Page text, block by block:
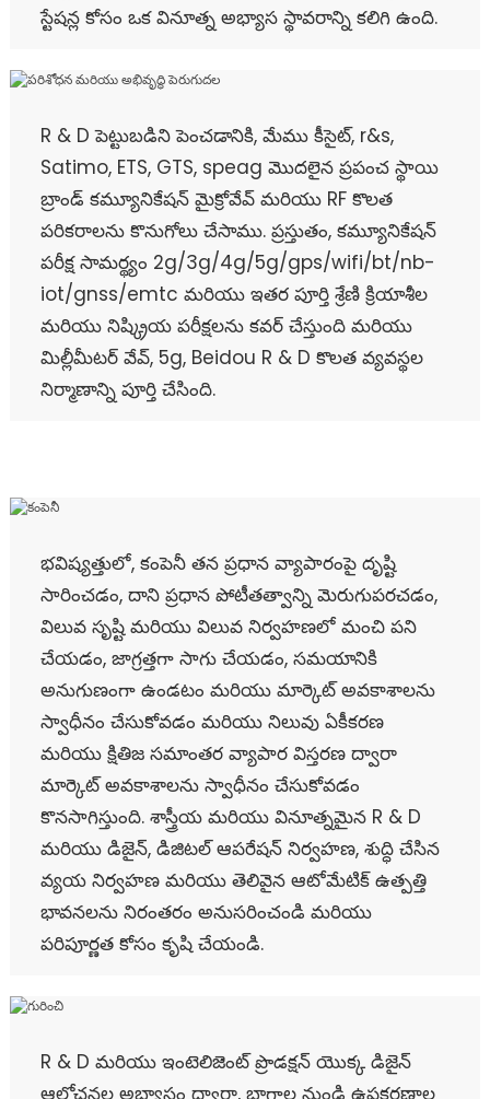
స్టేషన్ల కోసం ఒక వినూత్న అభ్యాస స్థావరాన్ని కలిగి ఉంది.
R & D పెట్టుబడిని పెంచడానికి, మేము కీసైట్, r&s,
Satimo, ETS, GTS, speag మొదలైన ప్రపంచ స్థాయి
బ్రాండ్ కమ్యూనికేషన్ మైక్రోవేవ్ మరియు RF కొలత
పరికరాలను కొనుగోలు చేసాము. ప్రస్తుతం, కమ్యూనికేషన్
పరీక్ష సామర్థ్యం 2g/3g/4g/5g/gps/wifi/bt/nb-
iot/gnss/emtc మరియు ఇతర పూర్తి శ్రేణి క్రియాశీల
మరియు నిష్క్రియ పరీక్షలను కవర్ చేస్తుంది మరియు
మిల్లీమీటర్ వేవ్, 5g, Beidou R & D కొలత వ్యవస్థల
నిర్మాణాన్ని పూర్తి చేసింది.
భవిష్యత్తులో, కంపెనీ తన ప్రధాన వ్యాపారంపై దృష్టి
సారించడం, దాని ప్రధాన పోటీతత్వాన్ని మెరుగుపరచడం,
విలువ సృష్టి మరియు విలువ నిర్వహణలో మంచి పని
చేయడం, జాగ్రత్తగా సాగు చేయడం, సమయానికి
అనుగుణంగా ఉండటం మరియు మార్కెట్ అవకాశాలను
స్వాధీనం చేసుకోవడం మరియు నిలువు ఏకీకరణ
మరియు క్షితిజ సమాంతర వ్యాపార విస్తరణ ద్వారా
మార్కెట్ అవకాశాలను స్వాధీనం చేసుకోవడం
కొనసాగిస్తుంది. శాస్త్రీయ మరియు వినూత్నమైన R & D
మరియు డిజైన్, డిజిటల్ ఆపరేషన్ నిర్వహణ, శుద్ధి చేసిన
వ్యయ నిర్వహణ మరియు తెలివైన ఆటోమేటిక్ ఉత్పత్తి
భావనలను నిరంతరం అనుసరించండి మరియు
పరిపూర్ణత కోసం కృషి చేయండి.
R & D మరియు ఇంటెలిజెంట్ ప్రొడక్షన్ యొక్క డిజైన్